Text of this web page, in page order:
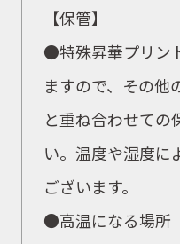
【保管】
●特殊昇華プリン
ますので、その他
と重ね合わせての
い。温度や湿度に
ございます。
●高温になる場所